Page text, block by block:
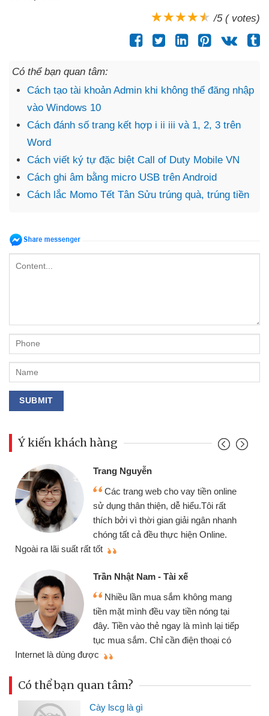
/5 ( votes)
Có thể bạn quan tâm:
Cách tạo tài khoản Admin khi không thể đăng nhập
vào Windows 10
Cách đánh số trang kết hợp i ii iii và 1, 2, 3 trên
Word
Cách viết ký tự đặc biệt Call of Duty Mobile VN
Cách ghi âm bằng micro USB trên Android
Cách lắc Momo Tết Tân Sửu trúng quà, trúng tiền
Ý kiến khách hàng
Trang Nguyễn
Các trang web cho vay tiền online
sử dụng thân thiện, dễ hiểu.Tôi rất
thích bởi vì thời gian giải ngân nhanh
chóng tất cả đều thực hiện Online.
Ngoài ra lãi suất rất tốt
Trần Nhật Nam - Tài xế
Nhiều lần mua sắm không mang
tiền mặt mình đều vay tiền nóng tại
đây. Tiền vào thẻ ngay là mình lại tiếp
tục mua sắm. Chỉ cần điện thoại có
Internet là dùng được
Có thể bạn quan tâm?
Cày lscg là gì